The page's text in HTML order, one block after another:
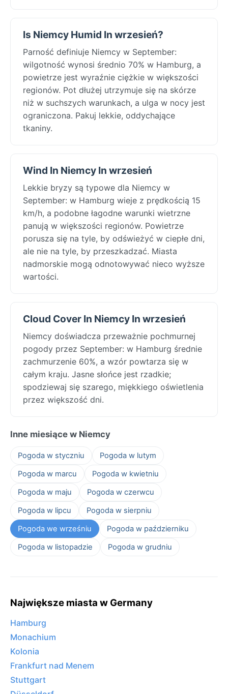
Is Niemcy Humid In wrzesień?
Parność definiuje Niemcy w September:
wilgotność wynosi średnio 70% w Hamburg, a
powietrze jest wyraźnie ciężkie w większości
regionów. Pot dłużej utrzymuje się na skórze
niż w suchszych warunkach, a ulga w nocy jest
ograniczona. Pakuj lekkie, oddychające
tkaniny.
Wind In Niemcy In wrzesień
Lekkie bryzy są typowe dla Niemcy w
September: w Hamburg wieje z prędkością 15
km/h, a podobne łagodne warunki wietrzne
panują w większości regionów. Powietrze
porusza się na tyle, by odświeżyć w ciepłe dni,
ale nie na tyle, by przeszkadzać. Miasta
nadmorskie mogą odnotowywać nieco wyższe
wartości.
Cloud Cover In Niemcy In wrzesień
Niemcy doświadcza przeważnie pochmurnej
pogody przez September: w Hamburg średnie
zachmurzenie 60%, a wzór powtarza się w
całym kraju. Jasne słońce jest rzadkie;
spodziewaj się szarego, miękkiego oświetlenia
przez większość dni.
Inne miesiące w Niemcy
Pogoda w styczniu
Pogoda w lutym
Pogoda w marcu
Pogoda w kwietniu
Pogoda w maju
Pogoda w czerwcu
Pogoda w lipcu
Pogoda w sierpniu
Pogoda we wrześniu
Pogoda w październiku
Pogoda w listopadzie
Pogoda w grudniu
Największe miasta w Germany
Hamburg
Monachium
Kolonia
Frankfurt nad Menem
Stuttgart